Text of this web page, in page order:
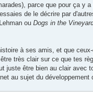
parce que pour ça y
de le décrire par
ou Dogs in the
à ses amis, et que
très clair sur ce que tes
juste être bien au clair
au sujet du